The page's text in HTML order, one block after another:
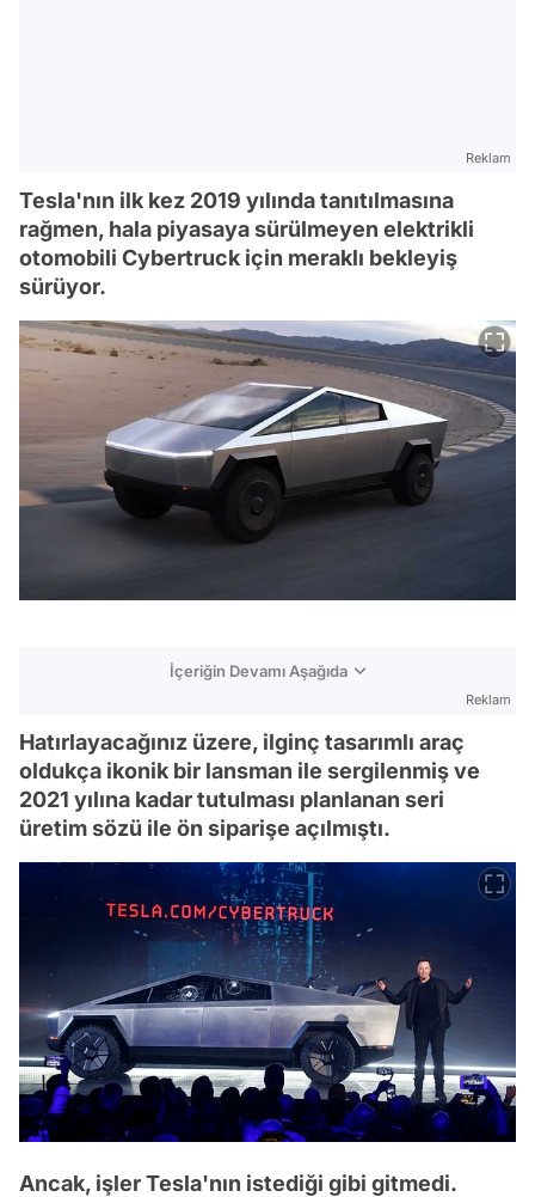
Reklam
Tesla'nın ilk kez 2019 yılında tanıtılmasına
rağmen, hala piyasaya sürülmeyen elektrikli
otomobili Cybertruck için meraklı bekleyiş
sürüyor.
İçeriğin Devamı Aşağıda
Reklam
Hatırlayacağınız üzere, ilginç tasarımlı araç
oldukça ikonik bir lansman ile sergilenmiş ve
2021 yılına kadar tutulması planlanan seri
üretim sözü ile ön siparişe açılmıştı.
Ancak, işler Tesla'nın istediği gibi gitmedi.